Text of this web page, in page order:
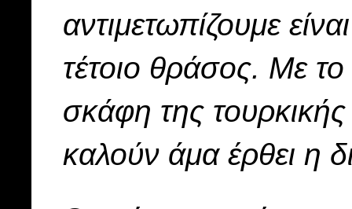
αντιμετωπίζουμε
τέτοιο θράσος. Με
σκάφη της
καλούν άμα έρθει η